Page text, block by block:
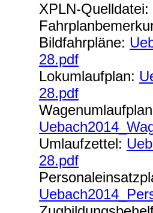
XPLN-Quelldatei:
Bildfahrpläne:
28.pdf
Lokumlaufplan:
28.pdf
Umlaufzettel:
28.pdf